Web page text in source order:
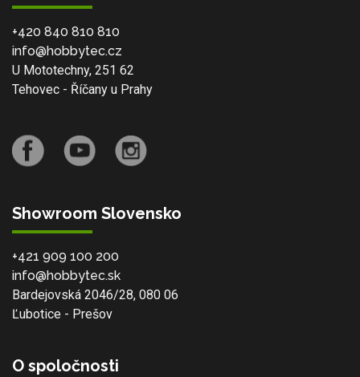
+420 840 810 810
info@hobbytec.cz
U Mototechny, 251 62
Tehovec - Říčany u Prahy
Showroom Slovensko
+421 909 100 200
info@hobbytec.sk
Bardejovská 2046/28, 080 06
Ľubotice - Prešov
O spoločnosti